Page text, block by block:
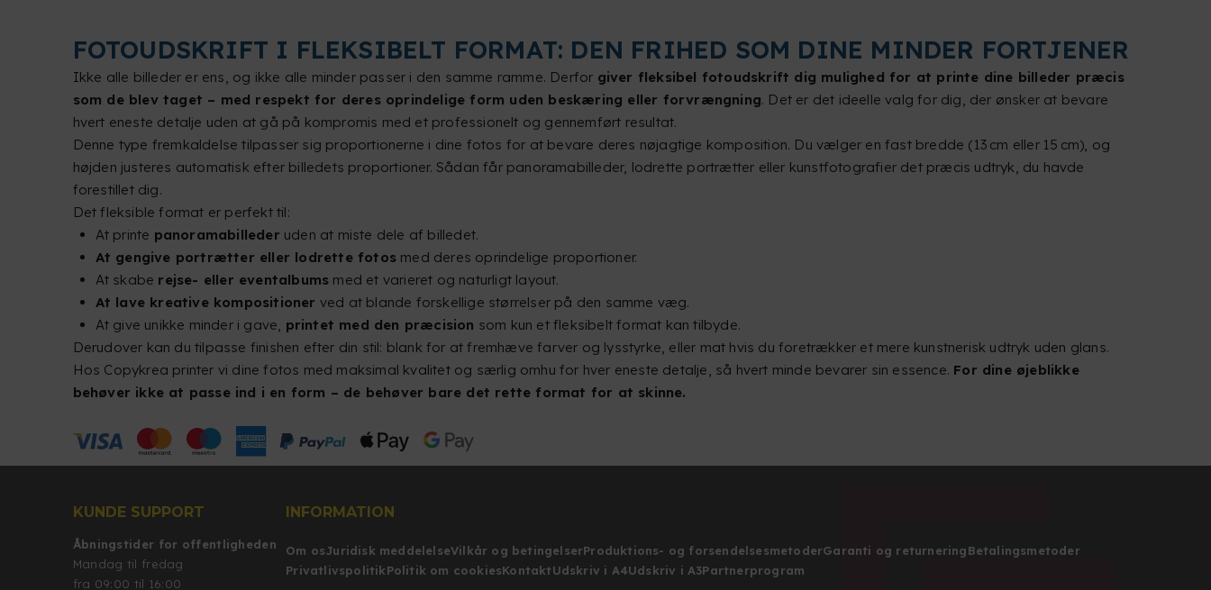
FOTOUDSKRIFT I FLEKSIBELT FORMAT: DEN FRIHED SOM DINE MINDER FORTJENER
Ikke alle billeder er ens, og ikke alle minder passer i den samme ramme. Derfor giver fleksibel fotoudskrift dig mulighed for at printe dine billeder præcis
som de blev taget – med respekt for deres oprindelige form uden beskæring eller forvrængning. Det er det ideelle valg for dig, der ønsker at bevare
hvert eneste detalje uden at gå på kompromis med et professionelt og gennemført resultat.
Denne type fremkaldelse tilpasser sig proportionerne i dine fotos for at bevare deres nøjagtige komposition. Du vælger en fast bredde (13 cm eller 15 cm), og
højden justeres automatisk efter billedets proportioner. Sådan får panoramabilleder, lodrette portrætter eller kunstfotografier det præcis udtryk, du havde
forestillet dig.
Det fleksible format er perfekt til:
At printe panoramabilleder uden at miste dele af billedet.
At gengive portrætter eller lodrette fotos med deres oprindelige proportioner.
At skabe rejse- eller eventalbums med et varieret og naturligt layout.
At lave kreative kompositioner ved at blande forskellige størrelser på den samme væg.
At give unikke minder i gave, printet med den præcision som kun et fleksibelt format kan tilbyde.
Derudover kan du tilpasse finishen efter din stil: blank for at fremhæve farver og lysstyrke, eller mat hvis du foretrækker et mere kunstnerisk udtryk uden glans.
Hos Copykrea printer vi dine fotos med maksimal kvalitet og særlig omhu for hver eneste detalje, så hvert minde bevarer sin essence. For dine øjeblikke
behøver ikke at passe ind i en form – de behøver bare det rette format for at skinne.
KUNDE SUPPORT
Åbningstider for offentligheden
Mandag til fredag
fra 09:00 til 16:00
INFORMATION
Om osJuridisk meddelelseVilkår og betingelserProduktions- og forsendelsesmetoderGaranti og returneringBetalingsmetoder
PrivatlivspolitikPolitik om cookiesKontaktUdskriv i A4Udskriv i A3Partnerprogram